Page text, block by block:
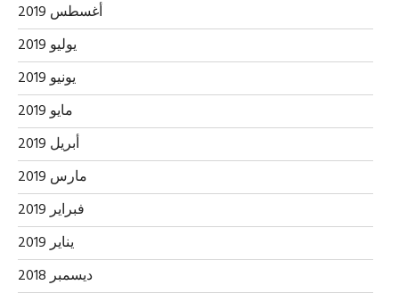
أغسطس 2019
يوليو 2019
يونيو 2019
مايو 2019
أبريل 2019
مارس 2019
فبراير 2019
يناير 2019
ديسمبر 2018